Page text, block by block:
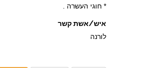
* חוגי העשרה .
איש/אשת קשר
לורנה